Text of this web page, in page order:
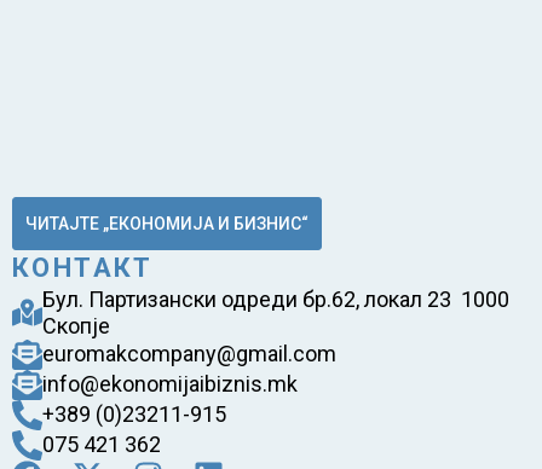
ЧИТАЈТЕ „ЕКОНОМИЈА И БИЗНИС“
КОНТАКТ
Бул. Партизански одреди бр.62, локал 23 1000
Скопје
euromakcompany@gmail.com
info@ekonomijaibiznis.mk
+389 (0)23211-915
075 421 362